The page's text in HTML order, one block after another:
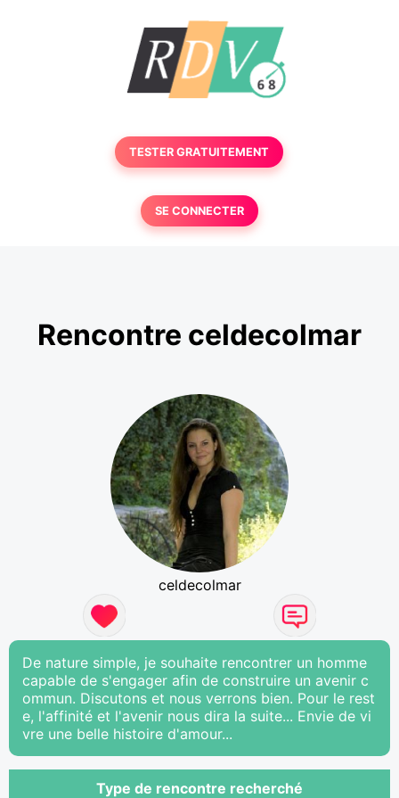
TESTER GRATUITEMENT
SE CONNECTER
Rencontre celdecolmar
celdecolmar
De nature simple, je souhaite rencontrer un homme
capable de s'engager afin de construire un avenir c
ommun. Discutons et nous verrons bien. Pour le rest
e, l'affinité et l'avenir nous dira la suite... Envie de vi
vre une belle histoire d'amour...
Type de rencontre recherché